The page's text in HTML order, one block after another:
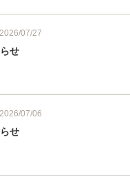
07/27
せ
07/06
せ